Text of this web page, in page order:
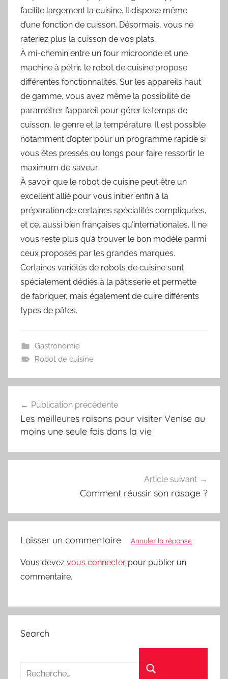
facilite largement la cuisine. Il dispose même
d’une fonction de cuisson. Désormais, vous ne
rateriez plus la cuisson de vos plats.
À mi-chemin entre un four microonde et une
machine à pétrir, le robot de cuisine propose
différentes fonctionnalités. Sur les appareils haut
de gamme, vous avez même la possibilité de
paramétrer l’appareil pour gérer le temps de
cuisson, le genre et la température. Il est possible
notamment d’opter pour un programme rapide si
vous êtes pressés ou longs pour faire ressortir le
maximum de saveur.
À savoir que le robot de cuisine peut être un
excellent allié pour vous initier enfin à la
préparation de certaines spécialités compliquées,
et ce, aussi bien françaises qu’internationales. Il ne
vous reste plus qu’à trouver le bon modèle parmi
ceux proposés par les grandes marques.
Certaines variétés de robots de cuisine sont
spécialement dédiés à la pâtisserie et permette
de fabriquer, mais également de cuire différents
types de pâtes.
Gastronomie
Robot de cuisine
de
l’article
Publication précédente
Les meilleures raisons pour visiter Venise au
moins une seule fois dans la vie
Article suivant
Comment réussir son rasage ?
Laisser un commentaire Annuler la réponse
Vous devez vous connecter pour publier un
commentaire.
Search